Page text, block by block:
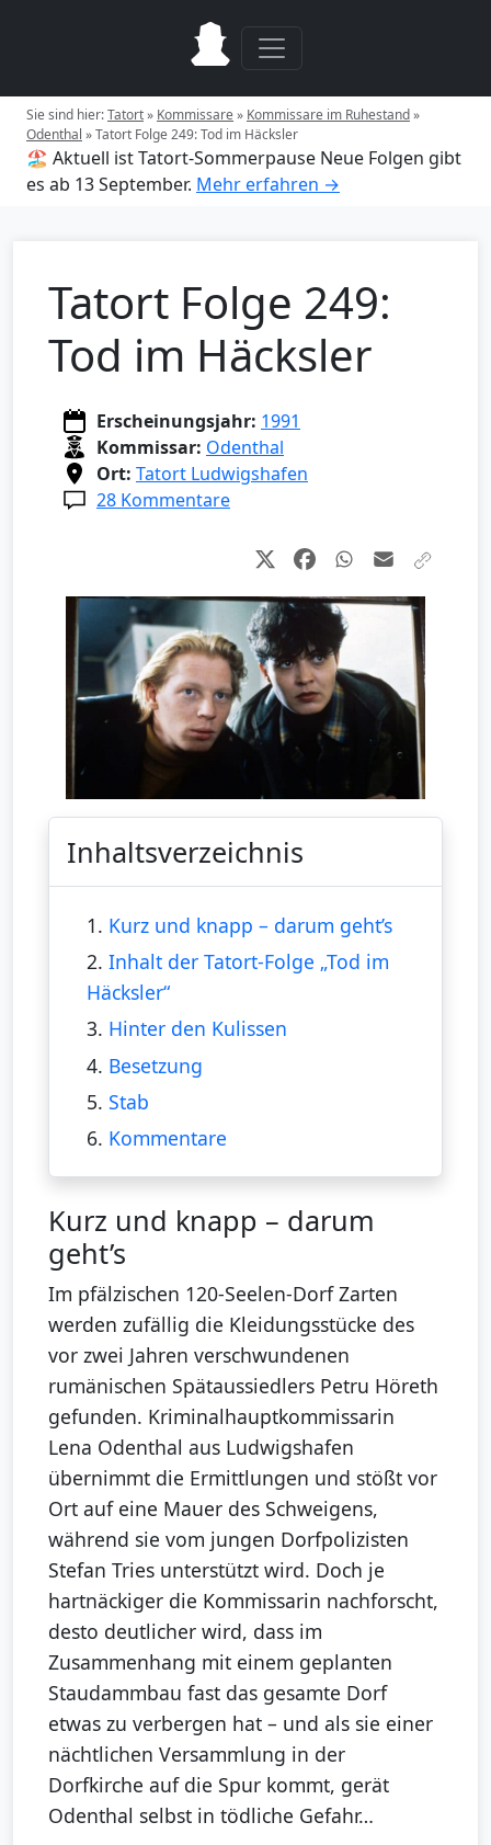
Sie sind hier:Tatort» Kommissare» Kommissare im Ruhestand»
Odenthal »Tatort Folge 249: Tod im Häcksler
🏖️ Aktuell ist Tatort-Sommerpause Neue Folgen gibt
es ab 13 September. Mehr erfahren →
Tatort Folge 249:
Tod im Häcksler
Erscheinungsjahr: 1991
Kommissar: Odenthal
Ort: Tatort Ludwigshafen
28 Kommentare
Inhaltsverzeichnis
1. Kurz und knapp – darum geht’s
2. Inhalt der Tatort-Folge „Tod im
Häcksler“
3. Hinter den Kulissen
4. Besetzung
5. Stab
6. Kommentare
Kurz und knapp – darum
geht’s
Im pfälzischen 120-Seelen-Dorf Zarten
werden zufällig die Kleidungsstücke des
vor zwei Jahren verschwundenen
rumänischen Spätaussiedlers Petru Höreth
gefunden. Kriminalhauptkommissarin
Lena Odenthal aus Ludwigshafen
übernimmt die Ermittlungen und stößt vor
Ort auf eine Mauer des Schweigens,
während sie vom jungen Dorfpolizisten
Stefan Tries unterstützt wird. Doch je
hartnäckiger die Kommissarin nachforscht,
desto deutlicher wird, dass im
Zusammenhang mit einem geplanten
Staudammbau fast das gesamte Dorf
etwas zu verbergen hat – und als sie einer
nächtlichen Versammlung in der
Dorfkirche auf die Spur kommt, gerät
Odenthal selbst in tödliche Gefahr…